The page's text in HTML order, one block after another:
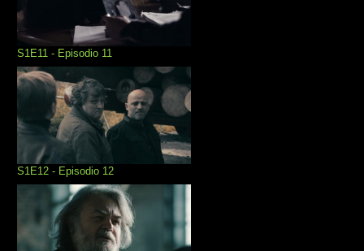
S1E11 - Episodio 11
S1E12 - Episodio 12